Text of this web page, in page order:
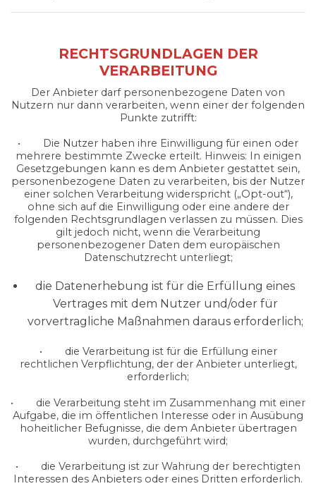
RECHTSGRUNDLAGEN DER
VERARBEITUNG
Der Anbieter darf personenbezogene Daten von
Nutzern nur dann verarbeiten, wenn einer der folgenden
Punkte zutrifft:
• Die Nutzer haben ihre Einwilligung für einen oder
mehrere bestimmte Zwecke erteilt. Hinweis: In einigen
Gesetzgebungen kann es dem Anbieter gestattet sein,
personenbezogene Daten zu verarbeiten, bis der Nutzer
einer solchen Verarbeitung widerspricht („Opt-out“),
ohne sich auf die Einwilligung oder eine andere der
folgenden Rechtsgrundlagen verlassen zu müssen. Dies
gilt jedoch nicht, wenn die Verarbeitung
personenbezogener Daten dem europäischen
Datenschutzrecht unterliegt;
die Datenerhebung ist für die Erfüllung eines
Vertrages mit dem Nutzer und/oder für
vorvertragliche Maßnahmen daraus erforderlich;
• die Verarbeitung ist für die Erfüllung einer
rechtlichen Verpflichtung, der der Anbieter unterliegt,
erforderlich;
• die Verarbeitung steht im Zusammenhang mit einer
Aufgabe, die im öffentlichen Interesse oder in Ausübung
hoheitlicher Befugnisse, die dem Anbieter übertragen
wurden, durchgeführt wird;
• die Verarbeitung ist zur Wahrung der berechtigten
Interessen des Anbieters oder eines Dritten erforderlich.